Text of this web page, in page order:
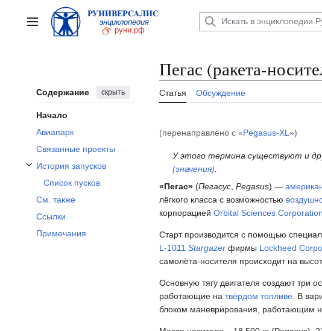
содержаниюГлавное меню
Содержание скрыть
Начало
Авиапарк
Связанные проекты
История запусков
Отобразить/Скрыть подраздел История запусков
Список пусков
См. также
Ссылки
Примечания
Пегас (ракета-
Статья Обсуждение
(перенаправлено с «Pegasus-XL »)
У этого термина существуют и
(значения)
«Пегас» (Пегасус Pegasus) —
лёгкого класса с возможностью
корпорацией Orbital Sciences Corporation
Старт производится с помощью
L-1011 Stargazer фирмы Lockheed
самолёта-носителя происходит на
Основную тягу двигателя создают три
работающие на твёрдом топливе . В
блоком маневрирования, работающим